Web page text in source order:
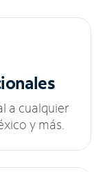
a cualquier
y más.